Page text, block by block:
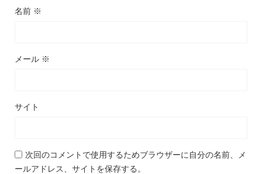
名前 ※
メール ※
サイト
次回のコメントで使用するためブラウザーに自分の名前、メ
ールアドレス、サイトを保存する。